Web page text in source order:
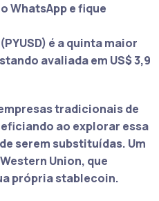
WhatsApp e fique
é a quinta maior
avaliada em US$ 3,9
tradicionais de
ao explorar essa
serem substituídas. Um
Western Union, que
própria stablecoin.